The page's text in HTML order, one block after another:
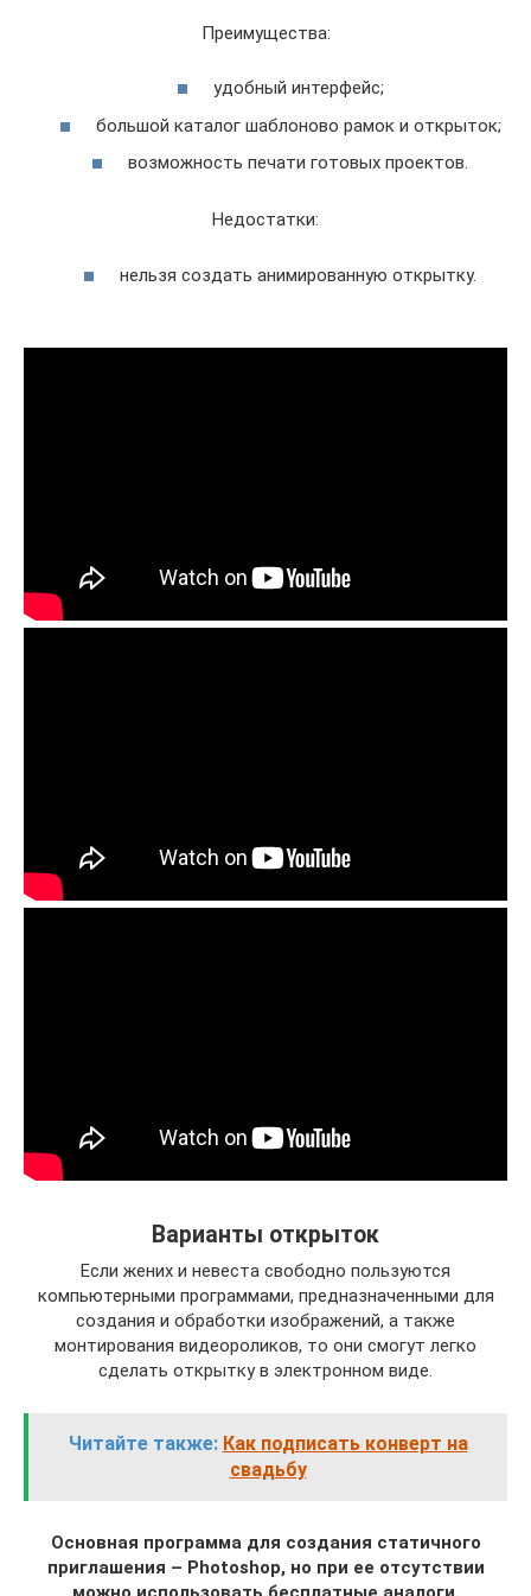
Преимущества:
удобный интерфейс;
большой каталог шаблоново рамок и открыток;
возможность печати готовых проектов.
Недостатки:
нельзя создать анимированную открытку.
Варианты открыток
Если жених и невеста свободно пользуются
компьютерными программами, предназначенными для
создания и обработки изображений, а также
монтирования видеороликов, то они смогут легко
сделать открытку в электронном виде.
Читайте также: Как подписать конверт на
свадьбу
Основная программа для создания статичного
приглашения – Photoshop, но при ее отсутствии